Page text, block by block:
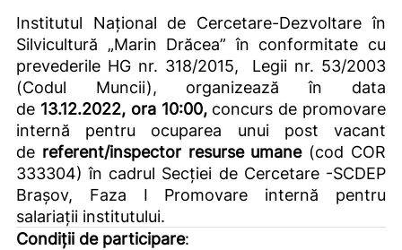
Institutul Național de Cercetare-Dezvoltare în
Silvicultură „Marin Drăcea” în conformitate cu
prevederile HG nr. 318/2015, Legii nr. 53/2003
(Codul Muncii), organizează în data
de 13.12.2022, ora 10:00,concurs de promovare
internă pentru ocuparea unui post vacant
de referent/inspector resurse umane(cod COR
333304) în cadrul Secției de Cercetare -SCDEP
Brașov, Faza I Promovare internă pentru
salariații institutului.
Condiţii de participare: